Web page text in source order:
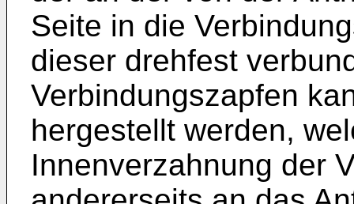
Seite in die
dieser drehfest
Verbindungszapfen
hergestellt werden,
Innenverzahnung der